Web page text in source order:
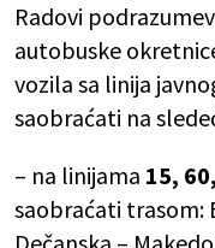
Radovi
autobuske
vozila sa linija
saobraćati na
– na linijama 15,
saobraćati trasom: